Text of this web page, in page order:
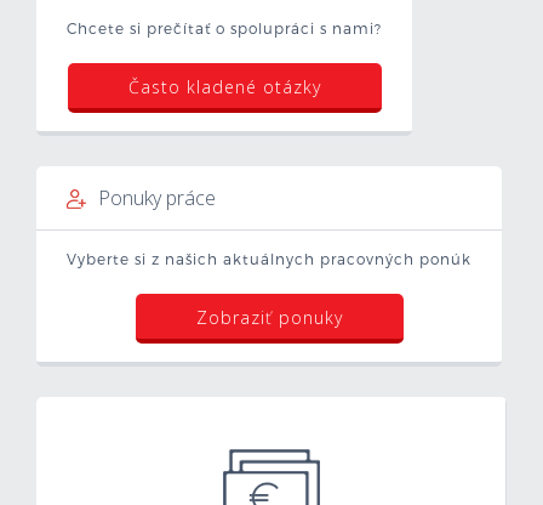
Chcete si prečítať o spolupráci s nami?
Často kladené otázky
Ponuky práce
Vyberte si z našich aktuálnych pracovných ponúk
Zobraziť ponuky